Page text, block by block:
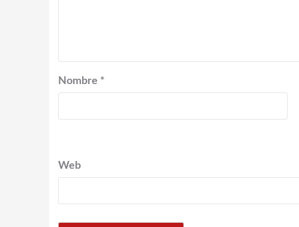
Nombre *
Web